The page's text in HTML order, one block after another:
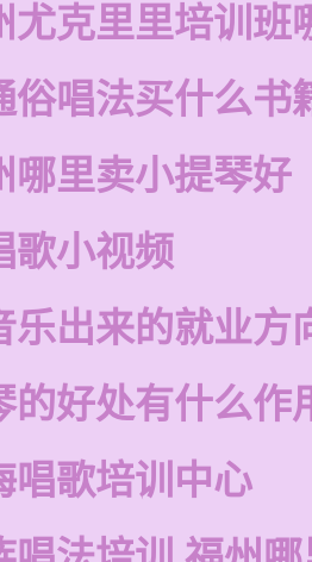
尤克里里培训班
俗唱法买什么书
哪里卖小提琴好
歌小视频
乐出来的就业方
的好处有什么作
唱歌培训中心